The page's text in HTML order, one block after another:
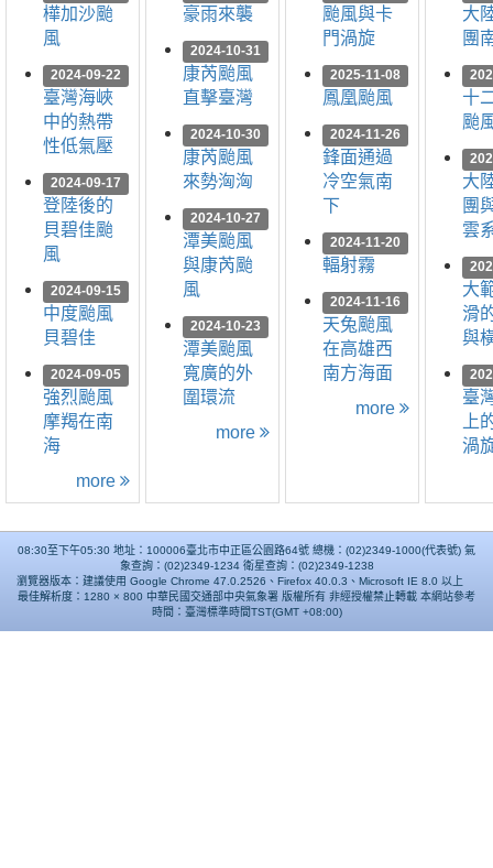
樺加沙颱
風
2024-09-22
臺灣海峽
中的熱帶
性低氣壓
2024-09-17
登陸後的
貝碧佳颱
風
2024-09-15
中度颱風
貝碧佳
2024-09-05
強烈颱風
摩羯在南
海
more
豪雨來襲
2024-10-31
康芮颱風
直擊臺灣
2024-10-30
康芮颱風
來勢洶洶
2024-10-27
潭美颱風
與康芮颱
風
2024-10-23
潭美颱風
寬廣的外
圍環流
more
颱風與卡
門渦旋
2025-11-08
鳳凰颱風
2024-11-26
鋒面通過
冷空氣南
下
2024-11-20
輻射霧
2024-11-16
天兔颱風
在高雄西
南方海面
more
大
團
十
颱
大
團
雲
大
滑
與
臺
上
渦
08:30至下午05:30 地址：100006臺北市中正區公園路64號 總機：(02)2349-1000(代表號) 氣
象查詢：(02)2349-1234 衛星查詢：(02)2349-1238
瀏覽器版本：建議使用 Google Chrome 47.0.2526、Firefox 40.0.3、Microsoft IE 8.0 以上
最佳解析度：1280 × 800 中華民國交通部中央氣象署 版權所有 非經授權禁止轉載 本網站參考
時間：臺灣標準時間TST(GMT +08:00)